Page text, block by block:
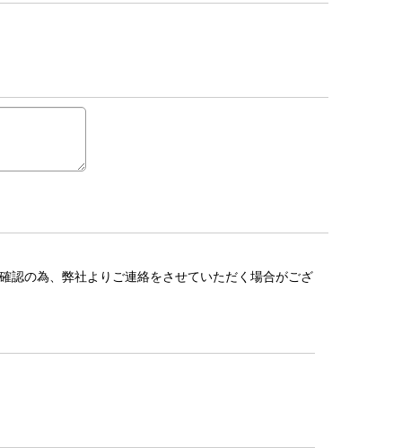
認の為、弊社よりご連絡をさせていただく場合がござ